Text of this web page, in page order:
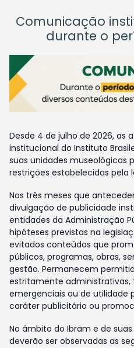
Comunicação
durante o
Desde 4 de julho de 2026, as
institucional do Instituto
suas unidades museológicas
restrições estabelecidas pela
Nos três meses que
divulgação de publicidade
entidades da Administração
hipóteses previstas na
evitados conteúdos que
públicos, programas, obras,
gestão. Permanecem
estritamente administrativas,
emergenciais ou de utilidade
caráter publicitário ou
No âmbito do Ibram e de
deverão ser observadas as